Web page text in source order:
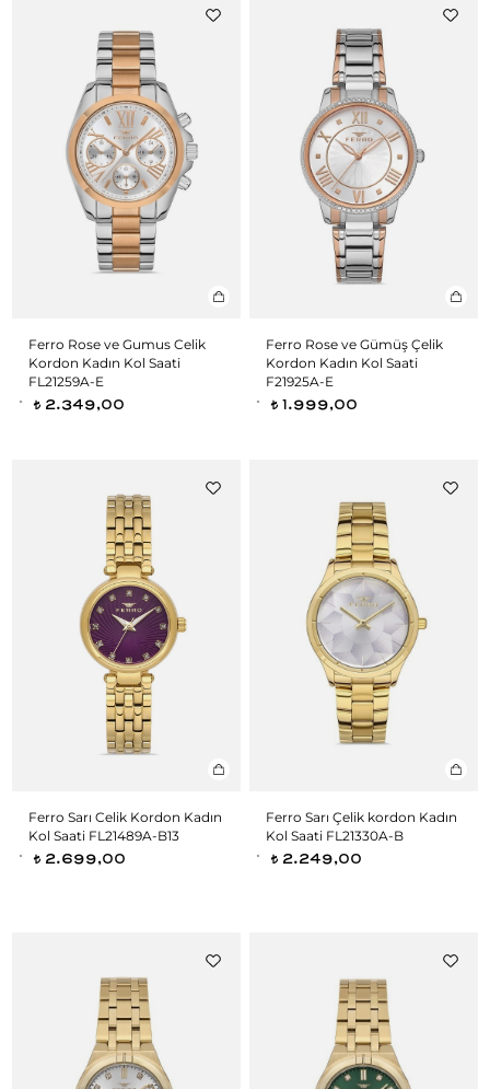
Ferro Rose ve Gumus Celik
Kordon Kadın Kol Saati
FL21259A-E
t 2.349,00
Ferro Rose ve Gümüş Çelik
Kordon Kadın Kol Saati
F21925A-E
t 1.999,00
Ferro Sarı Celik Kordon Kadın
Kol Saati FL21489A-B13
t 2.699,00
Ferro Sarı Çelik kordon Kadın
Kol Saati FL21330A-B
t 2.249,00